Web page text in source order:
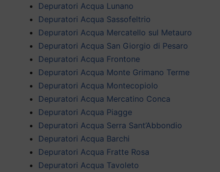
Depuratori Acqua Lunano
Depuratori Acqua Sassofeltrio
Depuratori Acqua Mercatello sul Metauro
Depuratori Acqua San Giorgio di Pesaro
Depuratori Acqua Frontone
Depuratori Acqua Monte Grimano Terme
Depuratori Acqua Montecopiolo
Depuratori Acqua Mercatino Conca
Depuratori Acqua Piagge
Depuratori Acqua Serra Sant’Abbondio
Depuratori Acqua Barchi
Depuratori Acqua Fratte Rosa
Depuratori Acqua Tavoleto